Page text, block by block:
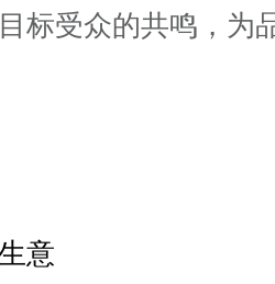
标受众的共鸣，为
意